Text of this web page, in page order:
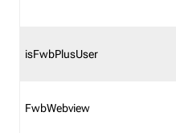
isFwbPlusUser
FwbWebview